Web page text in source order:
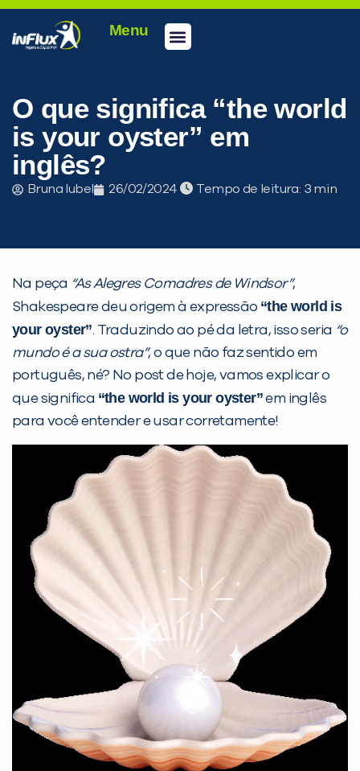
Menu
O que significa “the world
is your oyster” em
inglês?
Bruna Iubel 26/02/2024 Tempo de leitura:
Na peça “As Alegres Comadres de Windsor”,
Shakespeare deu origem à expressão “the world is
your oyster”. Traduzindo ao pé da letra, isso seria “o
mundo é a sua ostra”, o que não faz sentido em
português, né? No post de hoje, vamos explicar o
que significa “the world is your oyster”em inglês
para você entender e usar corretamente!
PEÇA UMA DEMONSTRAÇÃO DE MÉTODO
Não encontramos nenhuma unidade
inFlux nesta cidade ou bairro que
você digitou.